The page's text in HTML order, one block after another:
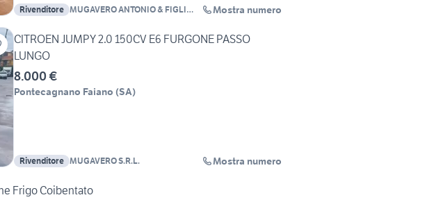
Rivenditore MUGAVERO ANTONIO & FIGLI
Mostra numero
CITROEN JUMPY 2.0 150CV E6 FURGONE PASSO
LUNGO
8.000 €
Pontecagnano Faiano (SA)
Rivenditore MUGAVERO S.R.L. Mostra numero
Frigo Coibentato